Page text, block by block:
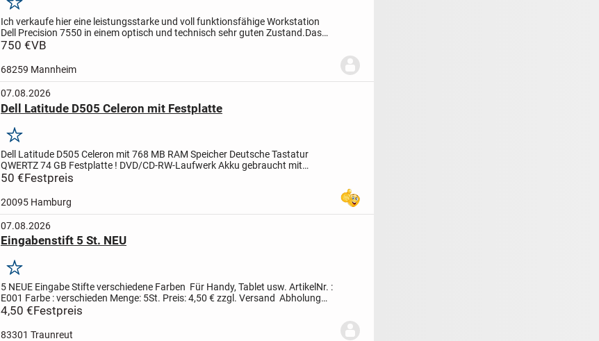
Merken
Ich verkaufe hier eine leistungsstarke und voll funktionsfähige Workstation
Dell Precision 7550 in einem optisch und technisch sehr guten Zustand.Das
Gerät eignet sich ideal für anspruchsvolle...
750 €VB
68259 Mannheim
07.08.2026
Dell Latitude D505 Celeron mit Festplatte
Merken
Dell Latitude D505 Celeron mit 768 MB RAM Speicher Deutsche Tastatur
QWERTZ74 GB Festplatte ! DVD/CD-RW-LaufwerkAkku gebraucht mit
Netzteil !2 x USB Anschluß
50 €Festpreis
20095 Hamburg
07.08.2026
Eingabenstift 5 St. NEU
Merken
5 NEUE Eingabe Stifte verschiedene Farben Für Handy, Tablet usw. ArtikelNr. :
E001 Farbe : verschieden Menge: 5St. Preis: 4,50 € zzgl. Versand Abholung
möglich nach Absprache.
4,50 €Festpreis
83301 Traunreut